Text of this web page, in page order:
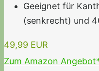
Geeignet für
(senkrecht) und
49,99 EUR
Zum Amazon